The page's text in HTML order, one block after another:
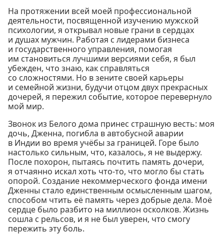
На протяжении всей моей профессиональной
деятельности, посвященной изучению мужской
психологии, я открывал новые грани в сердцах
и душах мужчин. Работая с лидерами бизнеса
и государственного управления, помогая
им становиться лучшими версиями себя, я был
убежден, что знаю, как справляться
со сложностями. Но в зените своей карьеры
и семейной жизни, будучи отцом двух прекрасных
дочерей, я пережил событие, которое перевернуло
мой мир.
Звонок из Белого дома принес страшную весть: моя
дочь, Дженна, погибла в автобусной аварии
в Индии во время учёбы за границей. Горе было
настолько сильным, что, казалось, я не выдержу.
После похорон, пытаясь почтить память дочери,
я отчаянно искал хоть что-то, что могло бы стать
опорой. Создание некоммерческого фонда имени
Дженны стало единственным осмысленным шагом,
способом чтить её память через добрые дела. Моё
сердце было разбито на миллион осколков. Жизнь
сошла с рельсов, и я не был уверен, что смогу
пережить эту боль.